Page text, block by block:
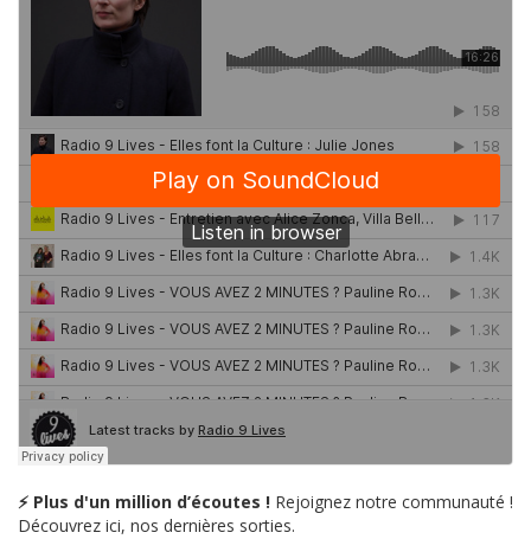
⚡ Plus d'un million d’écoutes ! Rejoignez notre communauté !
Découvrez ici, nos dernières sorties.